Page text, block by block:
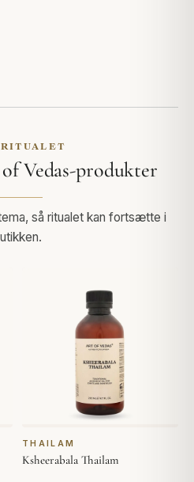
Vedas-produkter
så ritualet kan fortsætte i
THAILAM
Ksheerabala Thailam